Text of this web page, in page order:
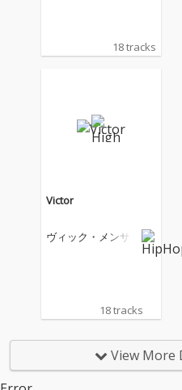
18 tracks
Victor
ヴィック・メンサ
18 tracks
View More